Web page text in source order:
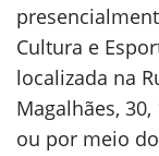
Cultura e
localizada na
Magalhães, 30,
ou por meio